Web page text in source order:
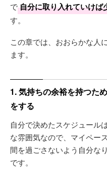
で自分に取り入れていけば
す。
この章では、おおらかな人
ます。
1. 気持ちの余裕を持つた
をする
自分で決めたスケジュール
な雰囲気なので、マイペー
間を過ごさないよう自分な
です。